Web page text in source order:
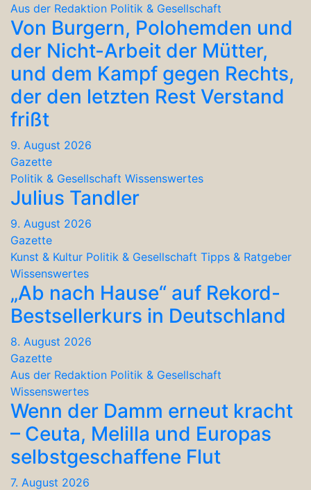
Aus der Redaktion Politik & Gesellschaft
Von Burgern, Polohemden und
der Nicht-Arbeit der Mütter,
und dem Kampf gegen Rechts,
der den letzten Rest Verstand
frißt
9. August 2026
Gazette
Politik & Gesellschaft Wissenswertes
Julius Tandler
9. August 2026
Gazette
Kunst & Kultur Politik & Gesellschaft Tipps & Ratgeber
Wissenswertes
„Ab nach Hause“ auf Rekord-
Bestsellerkurs in Deutschland
8. August 2026
Gazette
Aus der Redaktion Politik & Gesellschaft
Wissenswertes
Wenn der Damm erneut kracht
– Ceuta, Melilla und Europas
selbstgeschaffene Flut
7. August 2026